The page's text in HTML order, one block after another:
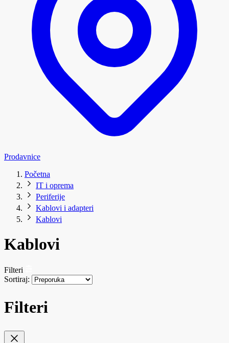
Prodavnice
Početna
IT i oprema
Periferije
Kablovi i adapteri
Kablovi
Kablovi
Filteri
Sortiraj:
Filteri